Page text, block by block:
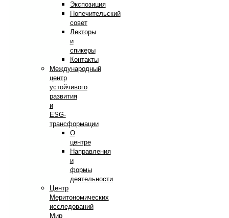
Экспозиция
Попечительский
совет
Лекторы
и
спикеры
Контакты
Международный
центр
устойчивого
развития
и
ESG-
трансформации
О
центре
Направления
и
формы
деятельности
Центр
Меритономических
исследований
Мир